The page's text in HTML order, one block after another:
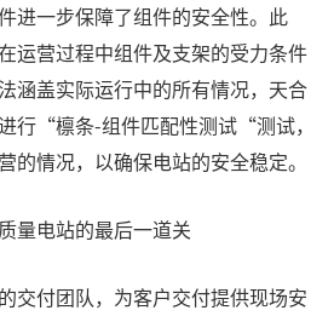
进一步保障了组件的安全性。此
运营过程中组件及支架的受力条件
涵盖实际运行中的所有情况，天合
行“檩条-组件匹配性测试“测试，
的情况，以确保电站的安全稳定。
量电站的最后一道关
交付团队，为客户交付提供现场安